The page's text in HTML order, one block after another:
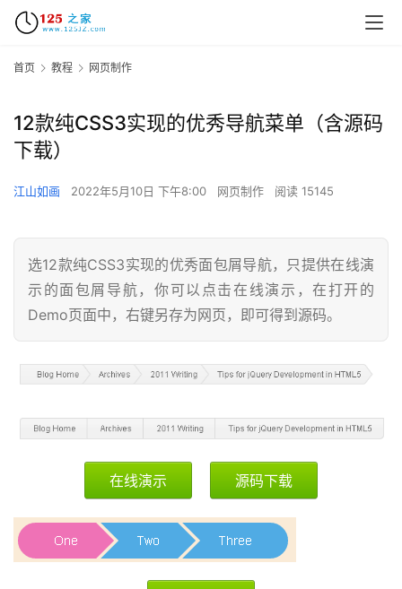
首页 教程 网页制作
12款纯CSS3实现的优秀导航菜单（含源码
下载）
江山如画 2022年5月10日 下午8:00 网页制作 阅读 15145
选12款纯CSS3实现的优秀面包屑导航，只提供在线演
示的面包屑导航，你可以点击在线演示，在打开的
Demo页面中，右键另存为网页，即可得到源码。
在线演示 源码下载